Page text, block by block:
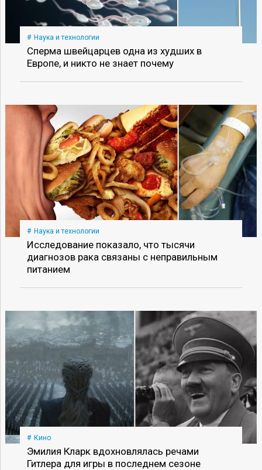
Наука и технологии
Сперма швейцарцев одна из худших в
Европе, и никто не знает почему
Наука и технологии
Исследование показало, что тысячи
диагнозов рака связаны с неправильным
питанием
Кино
Эмилия Кларк вдохновлялась речами
Гитлера для игры в последнем сезоне